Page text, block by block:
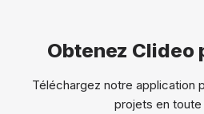
Obtenez Clideo
Téléchargez notre application
projets en toute